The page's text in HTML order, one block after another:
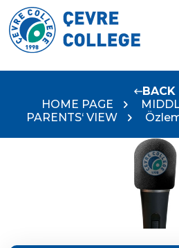
BACK
HOME PAGE
PARENTS‘ VIEW